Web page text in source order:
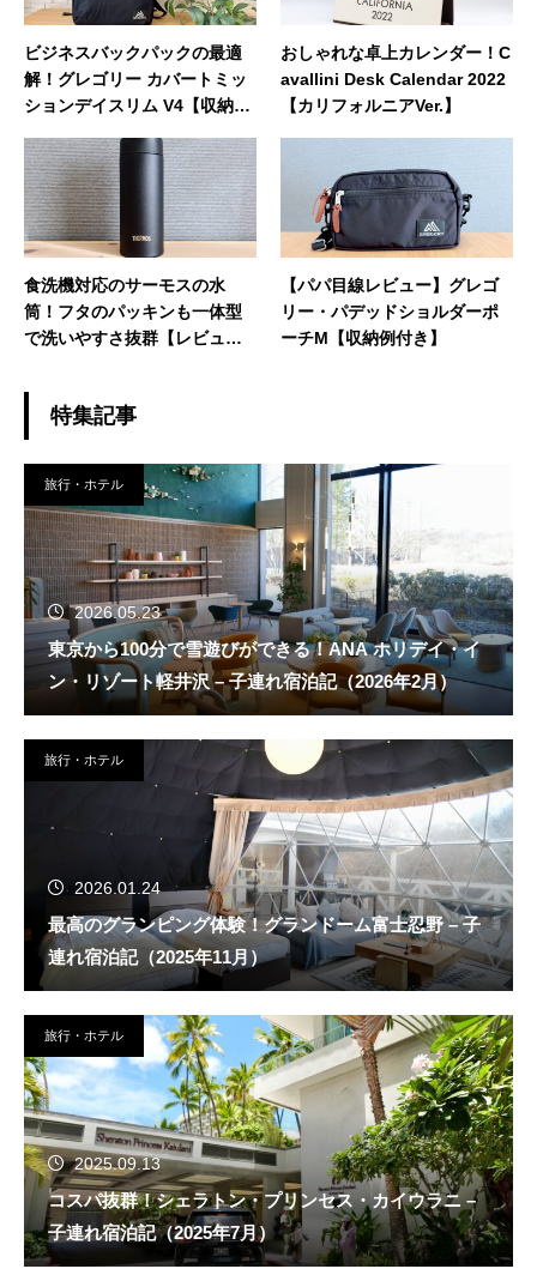
ビジネスバックパックの最適
解！グレゴリー カバートミッ
ションデイスリム V4【収納例
おしゃれな卓上カレンダー！C
avallini Desk Calendar 2022
【カリフォルニアVer.】
食洗機対応のサーモスの水
筒！フタのパッキンも一体型
で洗いやすさ抜群【レビュ
【パパ目線レビュー】グレゴ
リー・パデッドショルダーポ
ーチM【収納例付き】
特集記事
旅行・ホテル
2026.05.23
東京から100分で雪遊びができる！ANA ホリデイ・イ
ン・リゾート軽井沢 – 子連れ宿泊記（2026年2月）
旅行・ホテル
2026.01.24
最高のグランピング体験！グランドーム富士忍野 – 子
連れ宿泊記（2025年11月）
旅行・ホテル
2025.09.13
コスパ抜群！シェラトン・プリンセス・カイウラニ –
子連れ宿泊記（2025年7月）